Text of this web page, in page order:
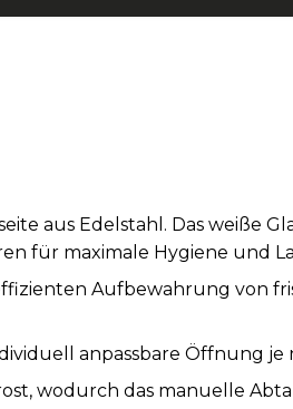
aus Edelstahl. Das weiße
für maximale Hygiene und
Aufbewahrung von
anpassbare Öffnung
wodurch das manuelle